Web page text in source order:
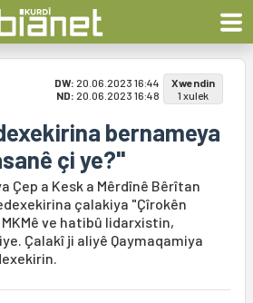
DW: 20.06.2023 16:44
ND: 20.06.2023 16:48
Xwendin
1 xulek
bernameya
çi ye?"
Çep a Kesk a Mêrdînê Bêrîtan
çalakiya "Çîrokên
ve hatibû lidarxistin,
Çalakî ji aliyê Qaymaqamiya